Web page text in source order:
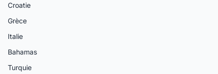
Croatie
Grèce
Italie
Bahamas
Turquie